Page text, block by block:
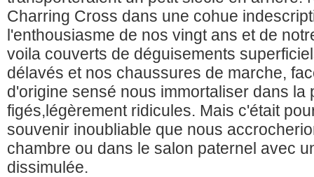
Charring Cross dans une cohue
l'enthousiasme de nos vingt ans et de
voila couverts de déguisements
délavés et nos chaussures de marche,
d'origine sensé nous immortaliser dans la
figés,légèrement ridicules. Mais c'était
souvenir inoubliable que nous
chambre ou dans le salon paternel avec
dissimulée.